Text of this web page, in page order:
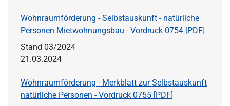
Wohnraumförderung - Selbstauskunft - natürliche
Personen Mietwohnungsbau - Vordruck 0754 [PDF]
Stand 03/2024
21.03.2024
Wohnraumförderung - Merkblatt zur Selbstauskunft
natürliche Personen - Vordruck 0755 [PDF]